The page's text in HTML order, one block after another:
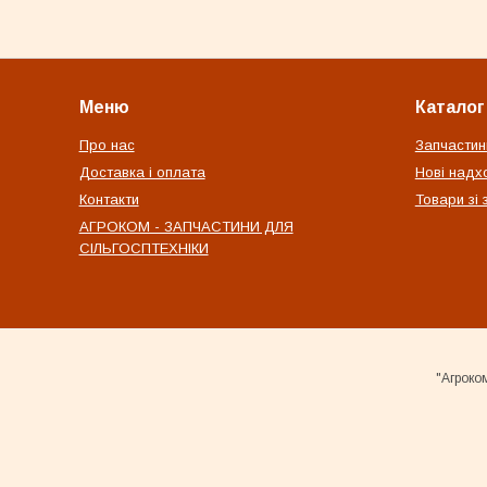
Меню
Про нас
Доставка і оплата
Контакти
АГРОКОМ - ЗАПЧАСТИНИ ДЛЯ
СІЛЬГОСПТЕХНІКИ
Нові
Товари зі